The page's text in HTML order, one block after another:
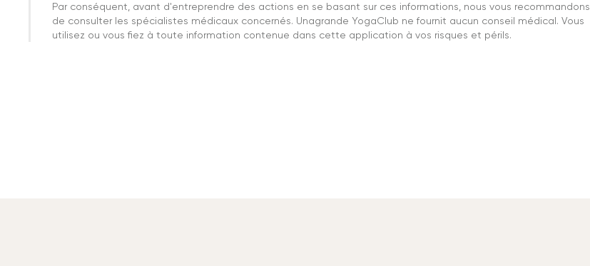
Par conséquent, avant d'entreprendre des actions en se basant sur ces informations, nous vous recommandons
de consulter les spécialistes médicaux concernés. Unagrande YogaClub ne fournit aucun conseil médical. Vous
utilisez ou vous fiez à toute information contenue dans cette application à vos risques et périls.